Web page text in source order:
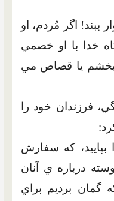
ببند! اگر مُردم، او
خدا با او خصمي
بخشم يا قصاص مي
فرزندان خود را
بپاييد، که سفارش
درباره ي آنان
برديم براي